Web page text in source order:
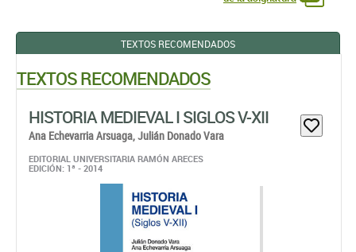
TEXTOS RECOMENDADOS
TEXTOS RECOMENDADOS
HISTORIA MEDIEVAL I SIGLOS V-XII
Ana Echevarria Arsuaga,Julián Donado Vara
EDITORIAL UNIVERSITARIA RAMÓN ARECES
EDICIÓN: 1ª - 2014